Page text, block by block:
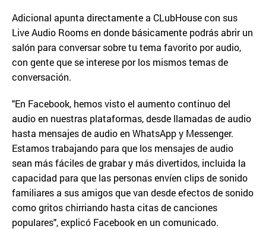
Adicional apunta directamente a CLubHouse con sus
Live Audio Rooms en donde básicamente podrás abrir un
salón para conversar sobre tu tema favorito por audio,
con gente que se interese por los mismos temas de
conversación.
"En Facebook, hemos visto el aumento continuo del
audio en nuestras plataformas, desde llamadas de audio
hasta mensajes de audio en WhatsApp y Messenger.
Estamos trabajando para que los mensajes de audio
sean más fáciles de grabar y más divertidos, incluida la
capacidad para que las personas envíen clips de sonido
familiares a sus amigos que van desde efectos de sonido
como gritos chirriando hasta citas de canciones
populares", explicó Facebook en un comunicado.